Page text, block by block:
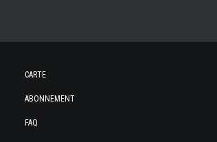
CARTE
ABONNEMENT
FAQ